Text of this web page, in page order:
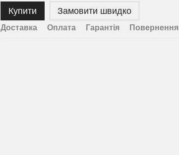
Купити Замовити швидко
Доставка Оплата Гарантія Повернення